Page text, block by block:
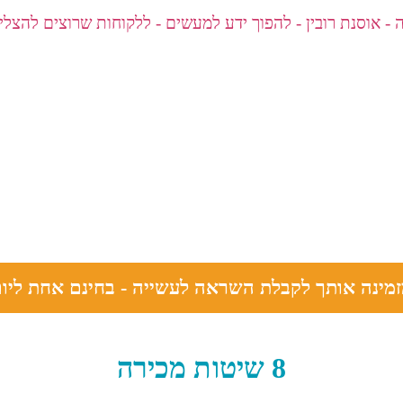
אותך לקבלת השראה לעשייה - בחינם אחת
8 שיטות מכירה